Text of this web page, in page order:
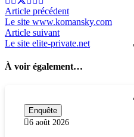
Article précédent
Le site www.komansky.com
Article suivant
Le site elite-private.net
À voir également…
Enquête
6 août 2026